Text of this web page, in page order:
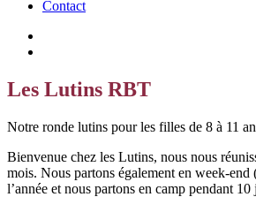
Contact
Les Lutins RBT
Notre ronde lutins pour les filles de 8 à 11
Bienvenue chez les Lutins, nous nous
mois. Nous partons également en week-
l’année et nous partons en camp pendant